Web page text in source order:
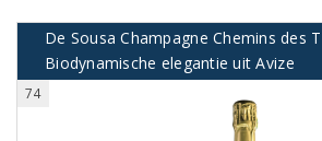
De Sousa Champagne Chemins des
Biodynamische elegantie uit Avize
74